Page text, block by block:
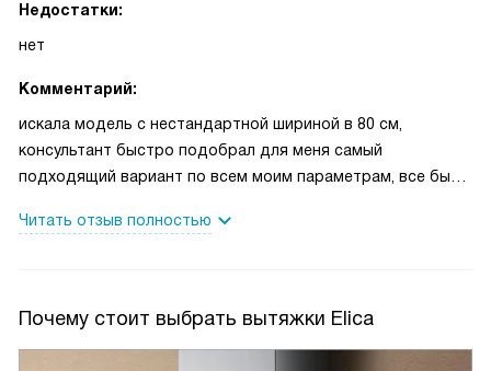
Недостатки:
нет
Комментарий:
искала модель с нестандартной шириной в 80 см,
консультант быстро подобрал для меня самый
подходящий вариант по всем моим параметрам, все было
человечность и профессиональный подход к своему делу.
Читать отзыв полностью
Почему стоит выбрать вытяжки Elica